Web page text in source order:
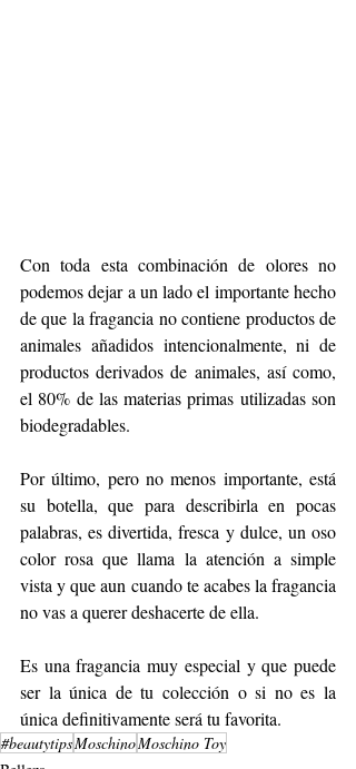
Con toda esta combinación de olores no
podemos dejar a un lado el importante hecho
de que la fragancia no contiene productos de
animales añadidos intencionalmente, ni de
productos derivados de animales, así como,
el 80% de las materias primas utilizadas son
biodegradables.
Por último, pero no menos importante, está
su botella, que para describirla en pocas
palabras, es divertida, fresca y dulce, un oso
color rosa que llama la atención a simple
vista y que aun cuando te acabes la fragancia
no vas a querer deshacerte de ella.
Es una fragancia muy especial y que puede
ser la única de tu colección o si no es la
única definitivamente será tu favorita.
#beautytipsMoschinoMoschino Toy